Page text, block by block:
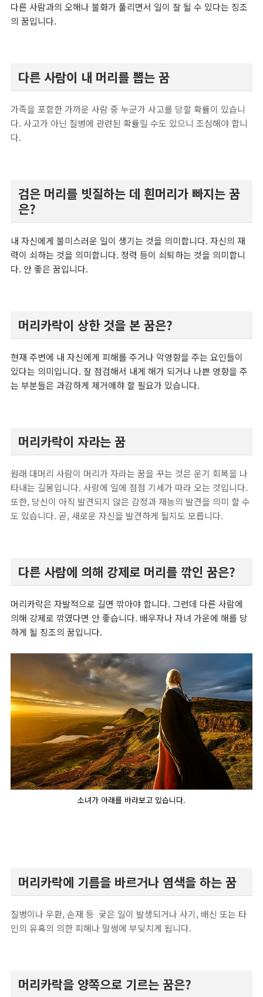
다른 사람과의 오해나 불화가 풀리면서 일이 잘 될 수 있다는 징조
의 꿈입니다.
다른 사람이 내 머리를 뽑는 꿈
가족을 포함한 가까운 사람 중 누군가 사고를 당할 확률이 있습니
다. 사고가 아닌 질병에 관련된 확률일 수도 있으니 조심해야 합니
다.
검은 머리를 빗질하는 데 흰머리가 빠지는 꿈
은?
내 자신에게 불미스러운 일이 생기는 것을 의미합니다. 자신의 재
력이 쇠하는 것을 의미합니다. 정력 등이 쇠퇴하는 것을 의미합니
다. 안 좋은 꿈입니다.
머리카락이 상한 것을 본 꿈은?
현재 주변에 내 자신에게 피해를 주거나 악영향을 주는 요인들이
있다는 의미입니다. 잘 점검해서 내게 해가 되거나 나쁜 영향을 주
는 부분들은 과감하게 제거애햐 할 필요가 있습니다.
머리카락이 자라는 꿈
원래 대머리 사람이 머리가 자라는 꿈을 꾸는 것은 운기 회복을 나
타내는 길몽입니다. 사랑에 일에 점점 기세가 따라 오는 것입니다.
또한, 당신이 아직 발견되지 않은 감정과 재능의 발견을 의미 할 수
도 있습니다. 곧, 새로운 자신을 발견하게 될지도 모릅니다.
다른 사람에 의해 강제로 머리를 깎인 꿈은?
머리카락은 자발적으로 길면 깎아야 합니다. 그런데 다른 사람에
의해 강제로 깎였다면 안 좋습니다. 배우자나 자녀 가운에 해를 당
하게 될 징조의 꿈입니다.
소녀가 아래를 바라보고 있습니다.
머리카락에 기름을 바르거나 염색을 하는 꿈
질병이나 우환, 손재 등 궂은 일이 발생되거나 사기, 배신 또는 타
인의 유혹의 의한 피해나 말썽에 부딪치게 됩니다.
머리카락을 양쪽으로 기르는 꿈은?